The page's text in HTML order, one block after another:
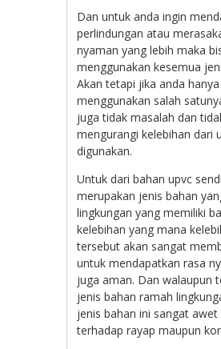
Dan untuk anda ingin
perlindungan atau
nyaman yang lebih maka
menggunakan kesemua
Akan tetapi jika anda
menggunakan salah
juga tidak masalah dan
mengurangi kelebihan dari
digunakan.
Untuk dari bahan upvc
merupakan jenis bahan
lingkungan yang memiliki
kelebihan yang mana
tersebut akan sangat
untuk mendapatkan rasa
juga aman. Dan walaupun
jenis bahan ramah
jenis bahan ini sangat
terhadap rayap maupun